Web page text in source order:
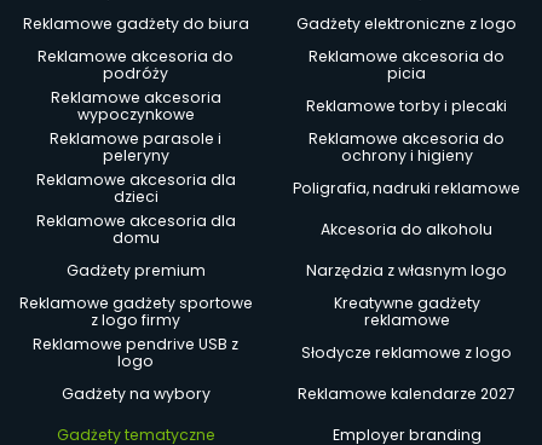
Reklamowe gadżety do biura
Gadżety elektroniczne z logo
Reklamowe akcesoria do
podróży
Reklamowe akcesoria do
picia
Reklamowe akcesoria
wypoczynkowe
Reklamowe torby i plecaki
Reklamowe parasole i
peleryny
Reklamowe akcesoria do
ochrony i higieny
Reklamowe akcesoria dla
dzieci
Poligrafia, nadruki reklamowe
Reklamowe akcesoria dla
domu
Akcesoria do alkoholu
Gadżety premium
Narzędzia z własnym logo
Reklamowe gadżety sportowe
z logo firmy
Kreatywne gadżety
reklamowe
Reklamowe pendrive USB z
logo
Słodycze reklamowe z logo
Gadżety na wybory
Reklamowe kalendarze 2027
Gadżety tematyczne
Employer branding